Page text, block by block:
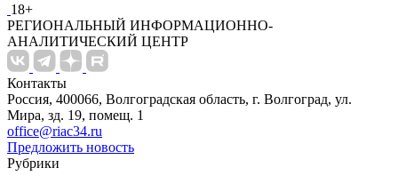
18+
РЕГИОНАЛЬНЫЙ ИНФОРМАЦИОННО-
АНАЛИТИЧЕСКИЙ ЦЕНТР
Контакты
Россия, 400066, Волгоградская область, г. Волгоград, ул.
Мира, зд. 19, помещ. 1
office@riac34.ru
Предложить новость
Рубрики